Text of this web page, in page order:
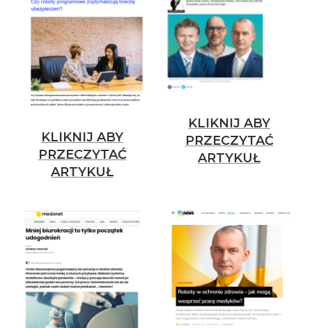
KLIKNIJ ABY
PRZECZYTAĆ
ARTYKUŁ
KLIKNIJ ABY
PRZECZYTAĆ
ARTYKUŁ